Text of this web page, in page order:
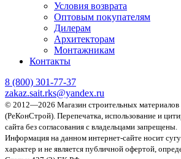
Условия возврата
Оптовым покупателям
Дилерам
Архитекторам
Монтажникам
Контакты
8 (800) 301-77-37
zakaz.sait.rks@yandex.ru
© 2012—2026 Магазин строительных
(РеКонСтрой). Перепечатка, использование и
сайта без согласования с владельцами запрещены.
Информация на данном интернет-сайте носит
характер и не является публичной офертой,